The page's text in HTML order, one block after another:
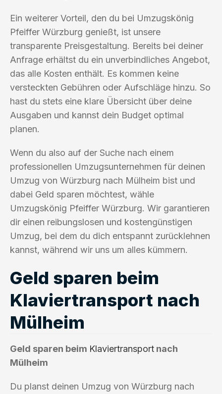
Ein weiterer Vorteil, den du bei Umzugskönig
Pfeiffer Würzburg genießt, ist unsere
transparente Preisgestaltung. Bereits bei deiner
Anfrage erhältst du ein unverbindliches Angebot,
das alle Kosten enthält. Es kommen keine
versteckten Gebühren oder Aufschläge hinzu. So
hast du stets eine klare Übersicht über deine
Ausgaben und kannst dein Budget optimal
planen.
Wenn du also auf der Suche nach einem
professionellen Umzugsunternehmen für deinen
Umzug von Würzburg nach Mülheim bist und
dabei Geld sparen möchtest, wähle
Umzugskönig Pfeiffer Würzburg. Wir garantieren
dir einen reibungslosen und kostengünstigen
Umzug, bei dem du dich entspannt zurücklehnen
kannst, während wir uns um alles kümmern.
Geld sparen beim
Klaviertransport nach
Mülheim
Geld sparen beim Klaviertransport nach
Mülheim
Du planst deinen Umzug von Würzburg nach